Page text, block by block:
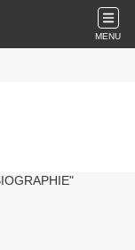
MENU